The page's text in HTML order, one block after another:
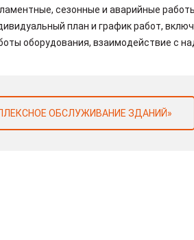
сезонные и аварийные
план и график работ,
оборудования, взаимодействие с
ОБСЛУЖИВАНИЕ ЗДАНИЙ»